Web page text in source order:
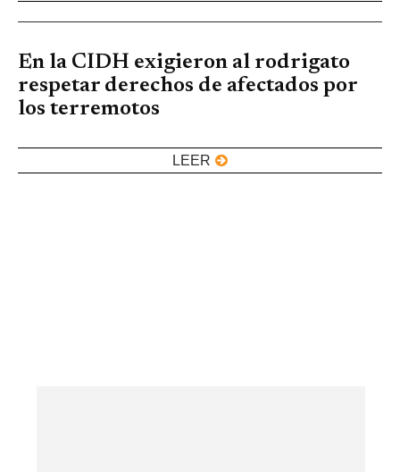
En la CIDH exigieron al rodrigato
respetar derechos de afectados por
los terremotos
LEER